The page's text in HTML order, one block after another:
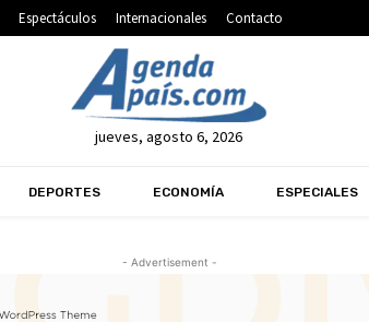
Espectáculos Internacionales Contacto
jueves, agosto 6, 2026
DEPORTES ECONOMÍA ESPECIALES
- Advertisement -